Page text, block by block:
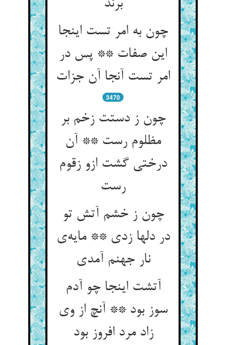
برند
چون به امر تست اینجا
این صفات ** پس در
امر تست آنجا آن جزات
3470
چون ز دستت زخم بر
مظلوم رست ** آن
درختی گشت ازو زقوم
رست
چون ز خشم آتش تو
در دلها زدی ** مایه‌ی
نار جهنم آمدی
آتشت اینجا چو آدم
سوز بود ** آنچ از وی
زاد مرد افروز بود